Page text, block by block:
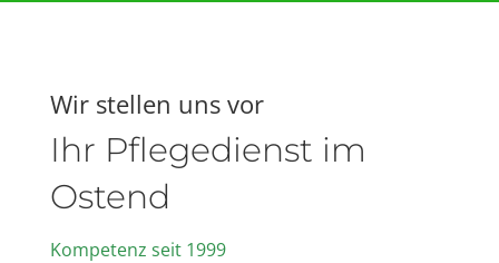
Wir stellen uns vor
Ihr Pflegedienst im
Ostend
Kompetenz seit 1999